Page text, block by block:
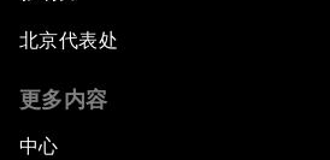
北京代表处
更多内容
中心